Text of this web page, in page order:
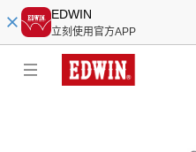
EDWIN
立刻使用官方APP